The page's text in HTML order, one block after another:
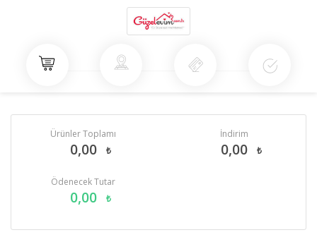
Ürünler Toplamı
0,00 ₺
İndirim
0,00 ₺
Ödenecek Tutar
0,00 ₺